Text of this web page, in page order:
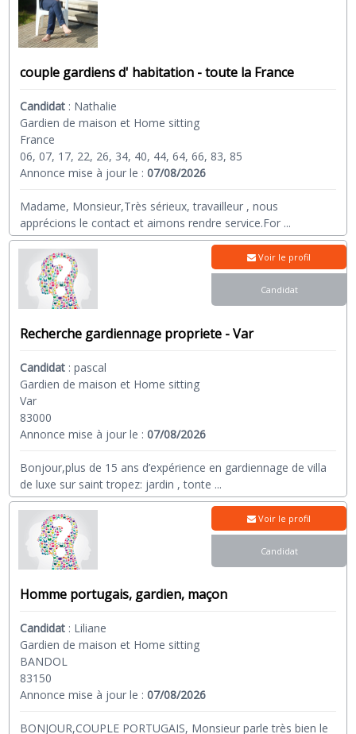
couple gardiens d' habitation - toute la France
Candidat : Nathalie
Gardien de maison et Home sitting
France
06, 07, 17, 22, 26, 34, 40, 44, 64, 66, 83, 85
Annonce mise à jour le :07/08/2026
Madame, Monsieur,Très sérieux, travailleur , nous
apprécions le contact et aimons rendre service.For ...
Recherche gardiennage propriete - Var
Candidat :pascal
Gardien de maison et Home sitting
Var
83000
Annonce mise à jour le :07/08/2026
Bonjour,plus de 15 ans d’expérience en gardiennage de villa
de luxe sur saint tropez: jardin , tonte ...
Voir le profil
Candidat
Homme portugais, gardien, maçon
Candidat : Liliane
Gardien de maison et Home sitting
BANDOL
83150
Annonce mise à jour le :07/08/2026
BONJOUR,COUPLE PORTUGAIS, Monsieur parle très bien le
Voir le profil
Candidat